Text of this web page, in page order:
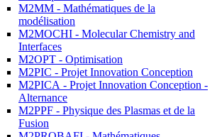
M2MM - Mathématiques de la
modélisation
M2MOCHI - Molecular Chemistry and
Interfaces
M2OPT - Optimisation
M2PIC - Projet Innovation Conception
M2PICA - Projet Innovation Conception -
Alternance
M2PPF - Physique des Plasmas et de la
Fusion